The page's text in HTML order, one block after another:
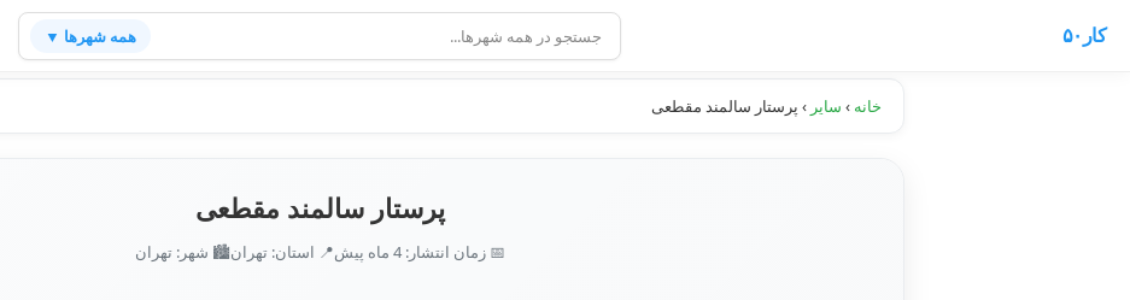
کار۵۰ همه شهرها ▼
خانه › سایر › پرستار سالمند مقطعی
پرستار سالمند مقطعی
📅 زمان انتشار: 4 ماه پیش 📍 استان: تهران🏙️ شهر: تهران